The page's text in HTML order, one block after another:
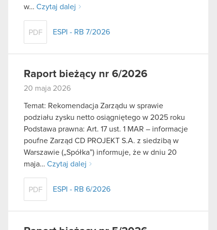
w… Czytaj dalej
PDF ESPI - RB 7/2026
Raport bieżący nr 6/2026
20 maja 2026
Temat: Rekomendacja Zarządu w sprawie
podziału zysku netto osiągniętego w 2025 roku
Podstawa prawna: Art. 17 ust. 1 MAR – informacje
poufne Zarząd CD PROJEKT S.A. z siedzibą w
Warszawie („Spółka”) informuje, że w dniu 20
maja… Czytaj dalej
PDF ESPI - RB 6/2026